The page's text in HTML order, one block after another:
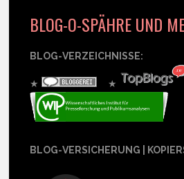
BLOG-O-SPÄHRE UND
BLOG-VERZEICHNISSE:
★ ★
BLOG-VERSICHERUNG |